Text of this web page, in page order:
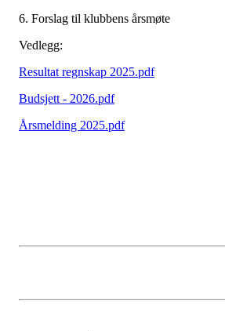
6. Forslag til klubbens årsmøte
Vedlegg:
Resultat regnskap 2025.pdf
Budsjett - 2026.pdf
Årsmelding 2025.pdf